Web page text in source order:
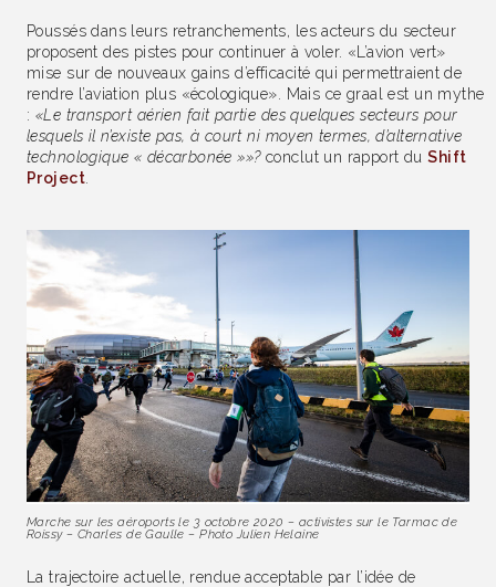
Poussés dans leurs retranchements, les acteurs du secteur
proposent des pistes pour continuer à voler. «L’avion vert»
mise sur de nouveaux gains d’efficacité qui permettraient de
rendre l’aviation plus «écologique». Mais ce graal est un mythe
: «Le transport aérien fait partie des quelques secteurs pour
lesquels il n’existe pas, à court ni moyen termes, d’alternative
technologique « décarbonée »»?conclut un rapport duShift
Project.
Marche sur les aéroports le 3 octobre 2020 – activistes sur le Tarmac de
Roissy – Charles de Gaulle – Photo Julien Helaine
La trajectoire actuelle, rendue acceptable par l’idée de